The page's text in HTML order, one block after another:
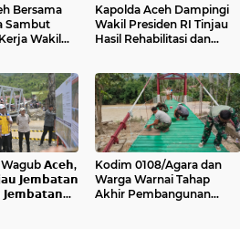
Bersama
Sambut
Wakil
Kapolda Aceh Dampingi
Wakil Presiden RI Tinjau
Hasil Rehabilitasi dan
Kendawi, Gayo Lues
𝗔𝗰𝗲𝗵,
𝗝𝗲𝗺𝗯𝗮𝘁𝗮𝗻
Kodim 0108/Agara dan
Warga Warnai Tahap
Akhir Pembangunan